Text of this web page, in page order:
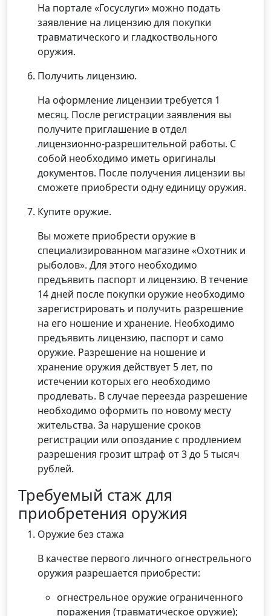
На портале «Госуслуги» можно подать
заявление на лицензию для покупки
травматического и гладкоствольного
оружия.
Получить лицензию.
На оформление лицензии требуется 1
месяц. После регистрации заявления вы
получите приглашение в отдел
лицензионно-разрешительной работы. С
собой необходимо иметь оригиналы
документов. После получения лицензии вы
сможете приобрести одну единицу оружия.
Купите оружие.
Вы можете приобрести оружие в
специализированном магазине «Охотник и
рыболов». Для этого необходимо
предъявить паспорт и лицензию. В течение
14 дней после покупки оружие необходимо
зарегистрировать и получить разрешение
на его ношение и хранение. Необходимо
предъявить лицензию, паспорт и само
оружие. Разрешение на ношение и
хранение оружия действует 5 лет, по
истечении которых его необходимо
продлевать. В случае переезда разрешение
необходимо оформить по новому месту
жительства. За нарушение сроков
регистрации или опоздание с продлением
разрешения грозит штраф от 3 до 5 тысяч
рублей.
Требуемый стаж для
приобретения оружия
Оружие без стажа
В качестве первого личного огнестрельного
оружия разрешается приобрести:
огнестрельное оружие ограниченного
поражения (травматическое оружие);